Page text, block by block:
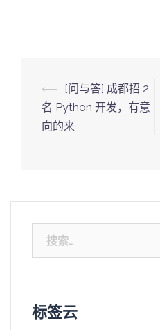
Post
navigation
⟵
[问与答] 成都招 2
名 Python 开发，有意
向的来
索：
标签云